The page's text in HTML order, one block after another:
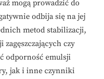
mogą prowadzić do
odbija się na jej
metod stabilizacji,
czy
odporność emulsji
jak i inne czynniki